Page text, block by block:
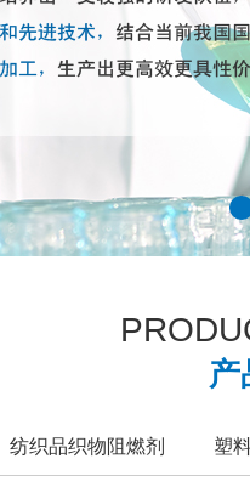
产
纺织品织物阻燃剂 塑